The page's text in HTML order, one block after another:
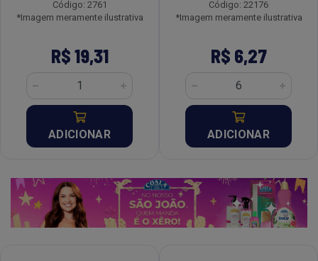
Código: 2761
*Imagem meramente ilustrativa
R$ 19,31
ADICIONAR
Código: 22176
*Imagem meramente ilustrativa
R$ 6,27
ADICIONAR